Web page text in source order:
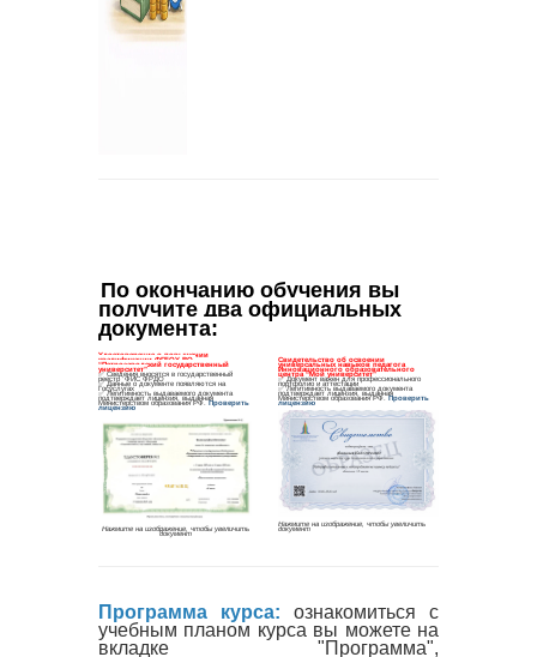
По окончанию обучения вы
получите два официальных
документа:
Программа курса: ознакомиться с
учебным планом курса вы можете на
вкладке "Программа",